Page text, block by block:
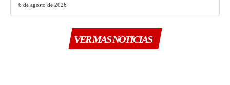
6 de agosto de 2026
VER MAS NOTICIAS